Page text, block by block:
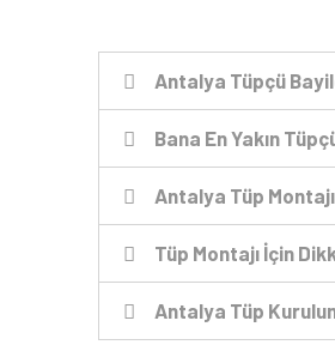
Antalya Tüpçü
Bana En Yakın
Antalya Tüp
Tüp Montajı İçin
Antalya Tüp